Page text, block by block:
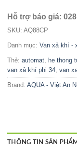
Hỗ trợ báo giá:
SKU: AQ88CP
Danh mục: Van xả khí -
Thẻ: automat he thong
van xả khí phi 34 van
Brand: AQUA - Việt An
THÔNG TIN SẢN PHẨM